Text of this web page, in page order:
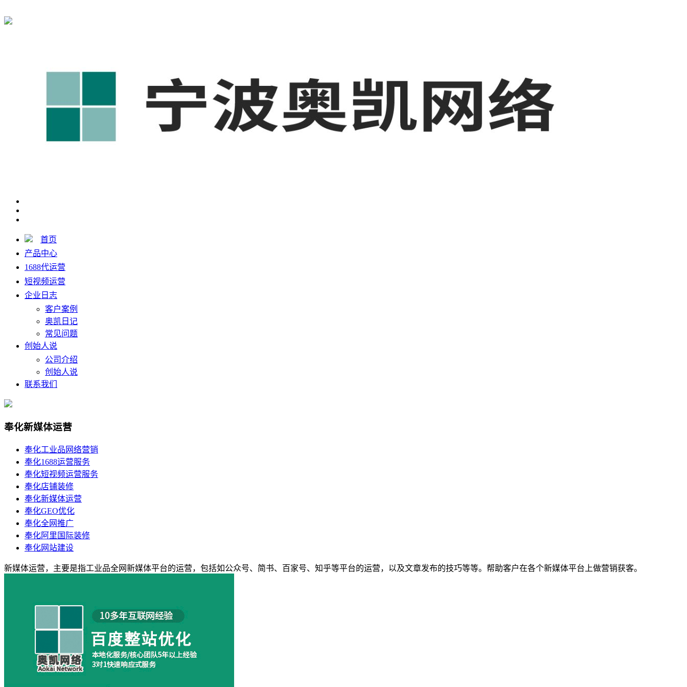
首页
产品中心
1688代运营
短视频运营
企业日志
客户案例
奥凯日记
常见问题
创始人说
公司介绍
创始人说
联系我们
奉化新媒体运营
奉化工业品网络营销
奉化1688运营服务
奉化短视频运营服务
奉化店铺装修
奉化新媒体运营
奉化GEO优化
奉化全网推广
奉化阿里国际装修
奉化网站建设
新媒体运营，主要是指工业品全网新媒体平台的运营，包括如公众号、简书、百家号、知乎等平台的运营，以及文章发布的技巧等等。帮助客户在各个新媒体平台上做营销获客。